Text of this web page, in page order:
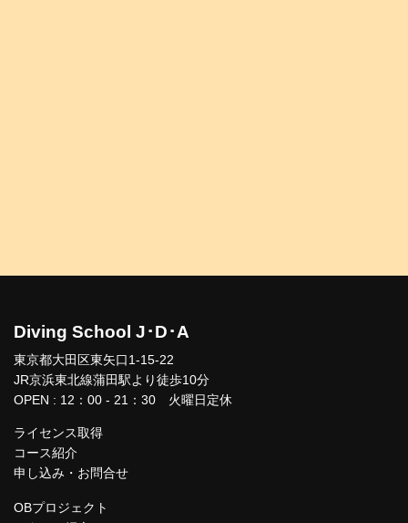
Diving School J･D･A
東京都大田区東矢口1-15-22
JR京浜東北線蒲田駅より徒歩10分
OPEN : 12：00 - 21：30 火曜日定休
ライセンス取得
コース紹介
申し込み・お問合せ
OBプロジェクト